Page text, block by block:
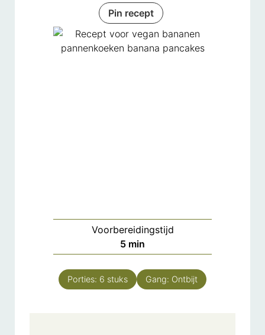
Pin recept
Voorbereidingstijd
5minuten
min
Porties: 6 stuks Gang: Ontbijt